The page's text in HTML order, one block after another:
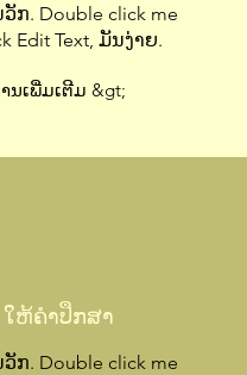
ກ. Double click me
Edit Text, ມັນງ່າຍ.
ນເພີ່ມເຕີມ &gt;
ໃຫ້ຄໍາປຶກສາ
ກ. Double click me